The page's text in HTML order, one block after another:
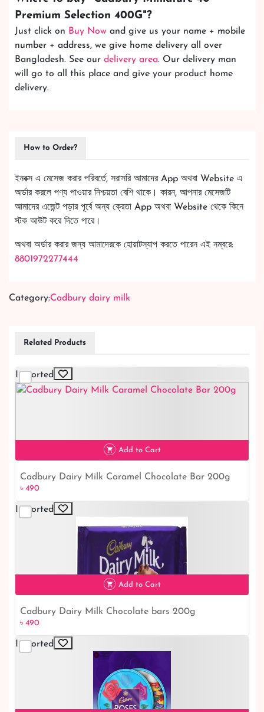
Premium Selection 400G"?
Just click on Buy Now and give us your name + mobile
number + address, we give home delivery all over
Bangladesh. See our delivery area. Our delivery man
will go to all this place and give your product home
delivery.
How to Order?
ইনবক্স এ মেসেজ করার পরিবর্তে, সরাসরি আমাদের App অথবা Website এ
অর্ডার করলে পণ্য পাওয়ার নিশ্চয়তা বেশি থাকে। কারন, আপনার মেসেজটি
আমাদের এজেন্ট পড়ার পূর্বে অন্য ক্রেতা App অথবা Website থেকে কিনে
স্টক আউট করে দিতে পারে।
অথবা অর্ডার করার জন্য আমাদেরকে হোয়াটস্যাপ করতে পারেন এই নম্বরে:
8801972277444
Category:Cadbury dairy milk
Related Products
Imported
৳ 490
Add to Cart
Cadbury Dairy Milk Caramel Chocolate Bar 200g
৳ 490
Imported
৳ 490
Add to Cart
Cadbury Dairy Milk Chocolate bars 200g
৳ 490
Imported